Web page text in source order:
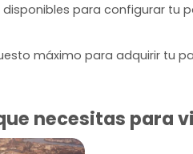
para configurar tu
máximo para adquirir tu
necesitas para